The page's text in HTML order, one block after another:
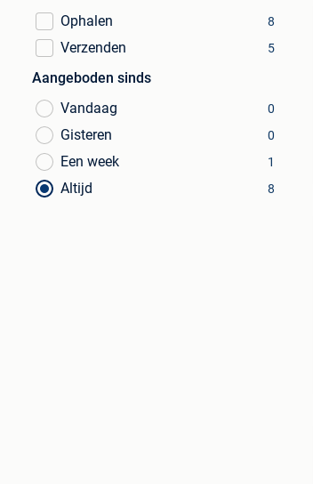
Ophalen
8
Verzenden 5
Aangeboden sinds
Vandaag
0
Gisteren 0
Een week 1
Altijd 8